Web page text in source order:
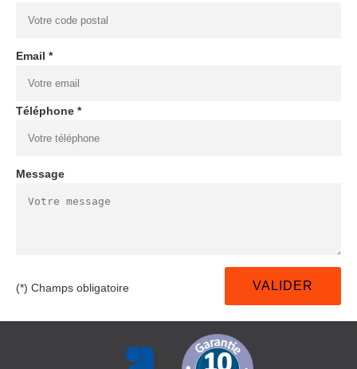
Email *
Téléphone *
Message
(*) Champs obligatoire